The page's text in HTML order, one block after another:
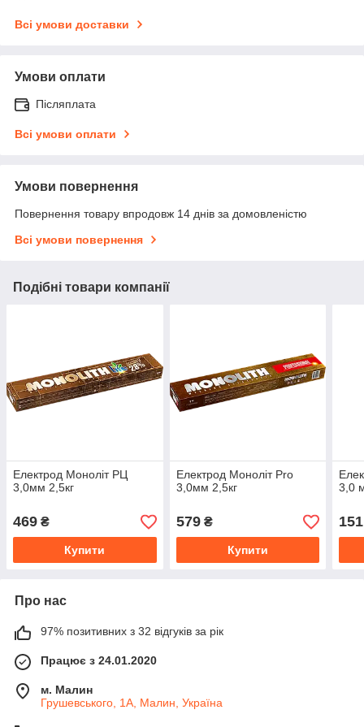
Всі умови доставки
Умови оплати
Післяплата
Всі умови оплати
Умови повернення
Повернення товару впродовж 14 днів за домовленістю
Всі умови повернення
Подібні товари компанії
Електрод Моноліт РЦ
3,0мм 2,5кг
469 ₴
Купити
Електрод Моноліт Pro
3,0мм 2,5кг
579₴
Купити
3,0
151
Про нас
97% позитивних з 32 відгуків за рік
Працює з 24.01.2020
м. Малин
Грушевського, 1А, Малин, Україна